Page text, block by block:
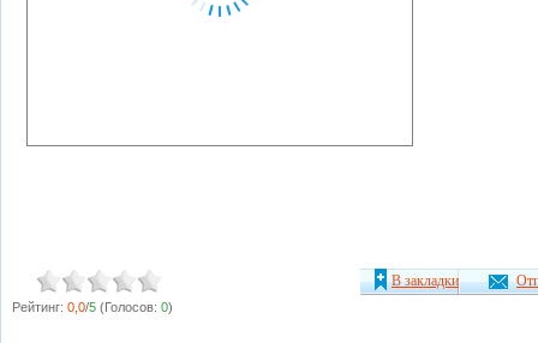
Рейтинг: 0,0/5 (Голосов: 0)
В закладки